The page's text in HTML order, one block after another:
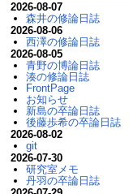
2026-08-07
森井の修論日誌
2026-08-06
西澤の修論日誌
2026-08-05
青野の博論日誌
湊の修論日誌
FrontPage
お知らせ
新島の卒論日誌
後藤歩希の卒論日誌
2026-08-02
git
2026-07-30
研究室メモ
丹羽の卒論日誌